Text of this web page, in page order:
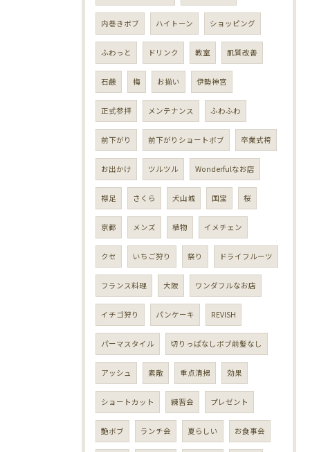
内巻きボブ ハイトーン ショッピング
ふわっと ドリンク 教室 肌質改善
石鹸 梅 お揃い 伊勢神宮
正式参拝 メンテナンス ふわふわ
前下がり 前下がりショートボブ 卒業式袴
お出かけ ツルツル Wonderfulなお店
襟足 さくら 犬山城 国宝 桜
京都 メンズ 植物 イメチェン
クセ いちご狩り 祭り ドライフルーツ
フランス料理 大阪 ワンダフルなお店
イチゴ狩り パンケーキ REVISH
パーマスタイル 切りっぱなしボブ前髪なし
アッシュ 素敵 重点清掃 効果
ショートカット 練習会 プレゼント
艶ボブ ランチ会 夏らしい お食事会